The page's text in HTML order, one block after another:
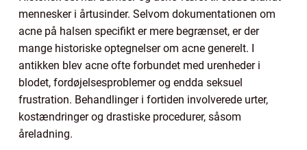
mennesker i årtusinder. Selvom dokumentationen om
acne på halsen specifikt er mere begrænset, er der
mange historiske optegnelser om acne generelt. I
antikken blev acne ofte forbundet med urenheder i
blodet, fordøjelsesproblemer og endda seksuel
frustration. Behandlinger i fortiden involverede urter,
kostændringer og drastiske procedurer, såsom
åreladning.